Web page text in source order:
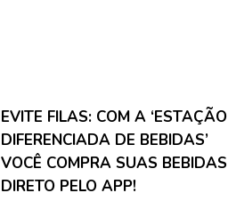
EVITE FILAS: COM A ‘ESTAÇÃO
DIFERENCIADA DE BEBIDAS’
VOCÊ COMPRA SUAS BEBIDAS
DIRETO PELO APP!